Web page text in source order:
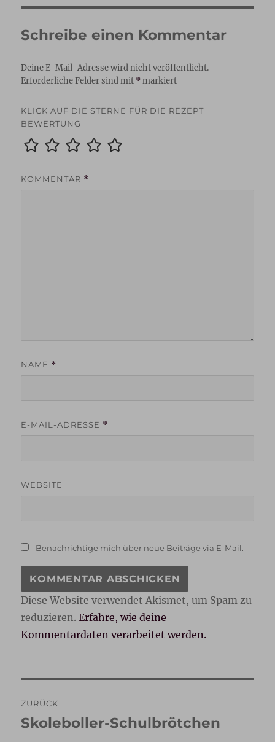
Schreibe einen Kommentar
Deine E-Mail-Adresse wird nicht veröffentlicht.
Erforderliche Felder sind mit *markiert
KLICK AUF DIE STERNE FÜR DIE REZEPT
BEWERTUNG
KOMMENTAR *
NAME *
E-MAIL-ADRESSE *
WEBSITE
Benachrichtige mich über neue Beiträge via E-Mail.
Diese Website verwendet Akismet, um Spam zu
reduzieren.Erfahre, wie deine
Kommentardaten verarbeitet werden.
ZURÜCK
Vorheriger
Skoleboller-Schulbrötchen